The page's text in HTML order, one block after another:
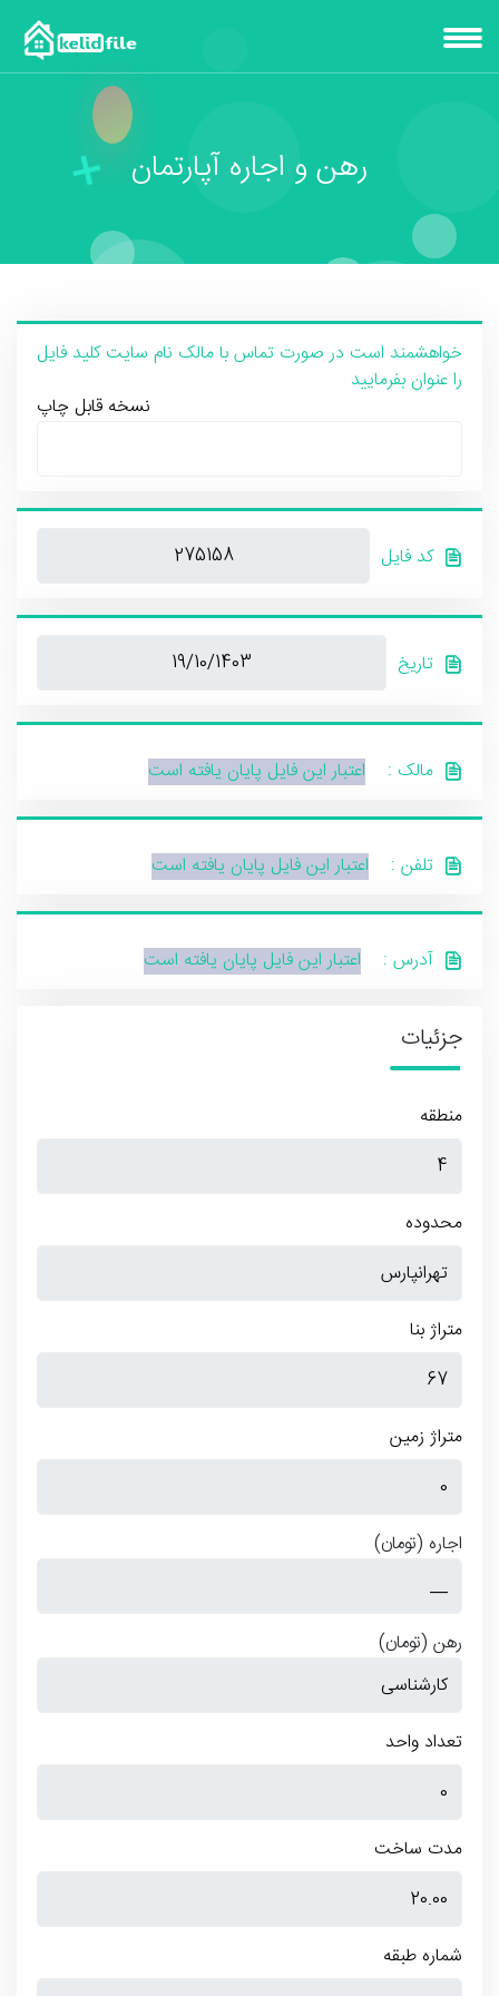
رهن و اجاره آپارتمان
خواهشمند است در صورت تماس با مالک نام سایت کلید فایل
را عنوان بفرمایید
نسخه قابل چاپ
کد فایل
تاریخ
مالک : اعتبار این فایل پایان یافته است
تلفن : اعتبار این فایل پایان یافته است
آدرس : اعتبار این فایل پایان یافته است
جزئیات
منطقه
محدوده
متراژ بنا
متراژ زمین
اجاره (تومان)
رهن (تومان)
تعداد واحد
مدت ساخت
شماره طبقه